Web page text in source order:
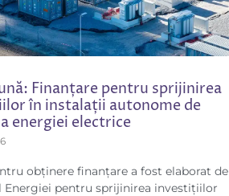
Finanțare pentru sprijinirea
în instalații autonome de
energiei electrice
obținere finanțare a fost elaborat de
Energiei pentru sprijinirea investițiilor